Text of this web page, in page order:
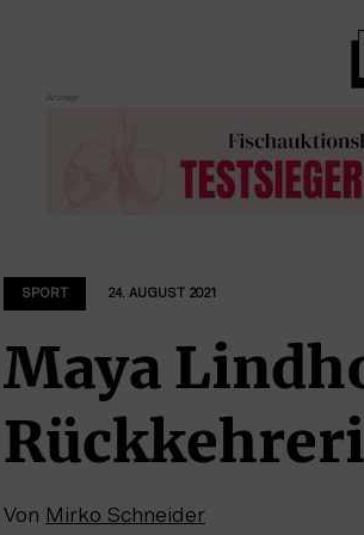
SPORT 24. AUGUST 2021
Maya
Von Mirko Schneider